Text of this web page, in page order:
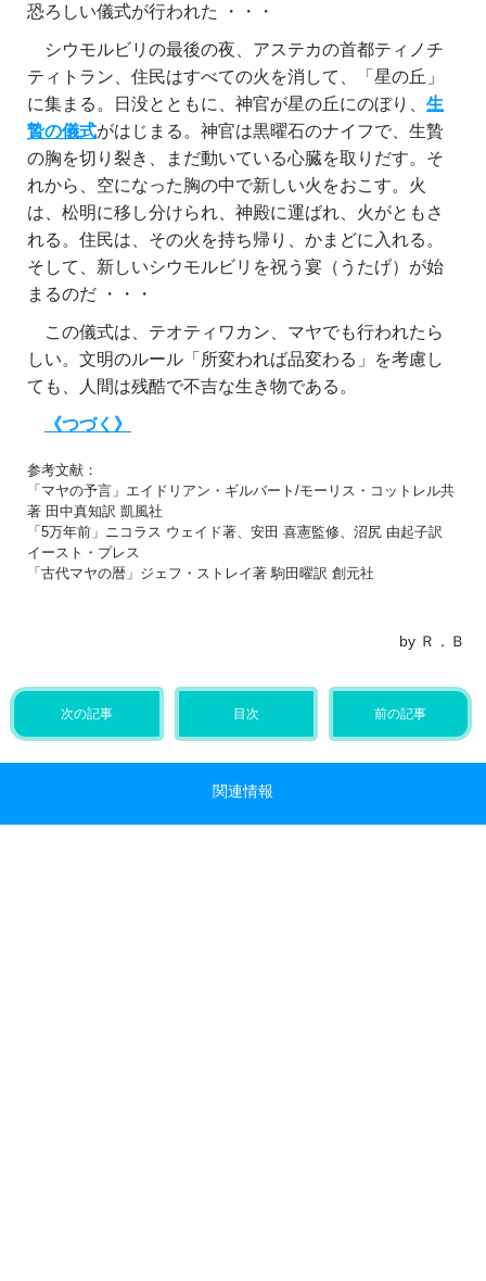
恐ろしい儀式が行われた ・・・
シウモルビリの最後の夜、アステカの首都ティノチ
ティトラン、住民はすべての火を消して、「星の丘」
に集まる。日没とともに、神官が星の丘にのぼり、 生
贄の儀式がはじまる。神官は黒曜石のナイフで、生贄
の胸を切り裂き、まだ動いている心臓を取りだす。そ
れから、空になった胸の中で新しい火をおこす。火
は、松明に移し分けられ、神殿に運ばれ、火がともさ
れる。住民は、その火を持ち帰り、かまどに入れる。
そして、新しいシウモルビリを祝う宴（うたげ）が始
まるのだ ・・・
この儀式は、テオティワカン、マヤでも行われたら
しい。文明のルール「所変われば品変わる」を考慮し
ても、人間は残酷で不吉な生き物である。
《つづく》
参考文献：
「マヤの予言」エイドリアン・ギルバート/モーリス・コットレル共
著 田中真知訳 凱風社
「5万年前」ニコラス ウェイド著、安田 喜憲監修、沼尻 由起子訳
イースト・プレス
「古代マヤの暦」ジェフ・ストレイ著 駒田曜訳 創元社
by Ｒ．Ｂ
次の記事 目次 前の記事
関連情報